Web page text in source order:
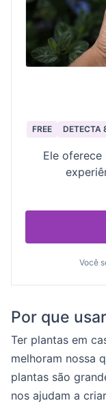
FREE DETECTA
Ele
Você
Por que
Ter plantas em
melhoram nossa
plantas são
nos ajudam a